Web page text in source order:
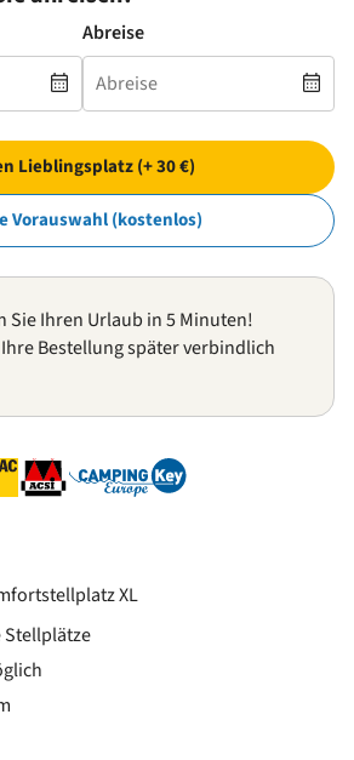
XL
Stellplätze
Abreise
Lieblingsplatz (+ 30 €)
Vorauswahl (kostenlos)
Sie Ihren Urlaub in 5 Minuten!
Bestellung später verbindlich